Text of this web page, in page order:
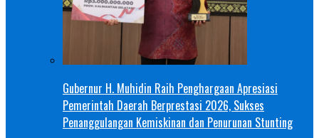
Gubernur H. Muhidin Raih Penghargaan Apresiasi
Pemerintah Daerah Berprestasi 2026, Sukses
Penanggulangan Kemiskinan dan Penurunan Stunting